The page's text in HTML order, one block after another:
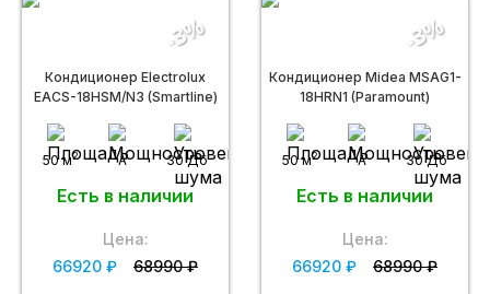
Кондиционер Electrolux
EACS-18HSM/N3 (Smartline)
50 м2 A 30 Дб
Есть в наличии
-3%
Цена:
66920 ₽
68990 ₽
Кондиционер Midea MSAG1-
18HRN1 (Paramount)
50 м2 A 30 Дб
Есть в наличии
-3%
Цена:
66920 ₽
68990 ₽